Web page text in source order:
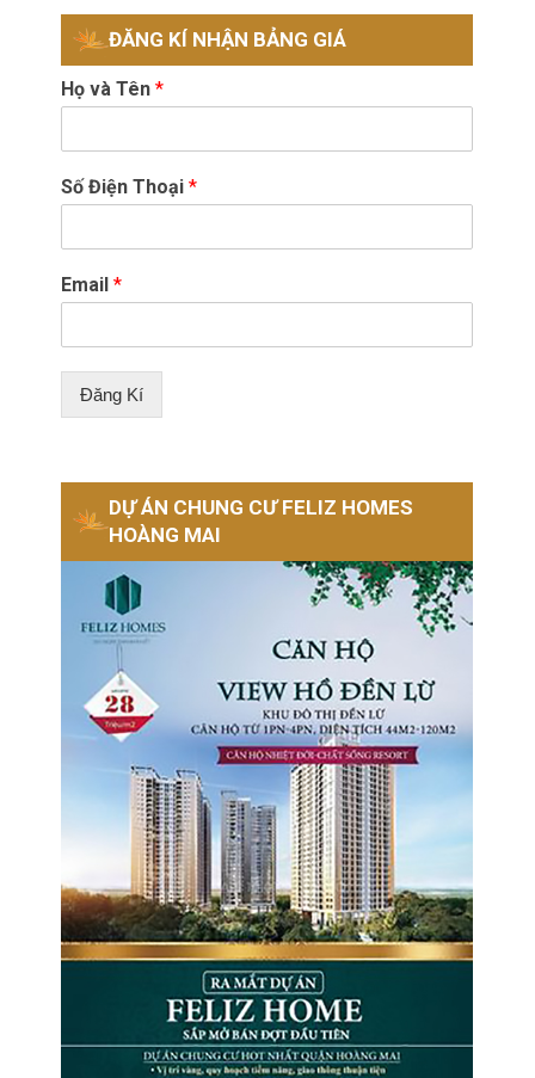
ĐĂNG KÍ NHẬN BẢNG GIÁ
Họ và Tên*
Số Điện Thoại*
Email*
Đăng Kí
DỰ ÁN CHUNG CƯ FELIZ HOMES
HOÀNG MAI